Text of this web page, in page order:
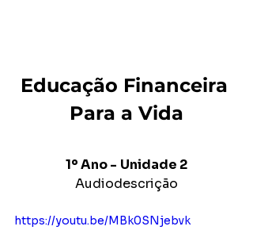
Educação Financeira
Para a Vida
1º Ano - Unidade 2
Audiodescrição
https://youtu.be/MBk0SNjebvk